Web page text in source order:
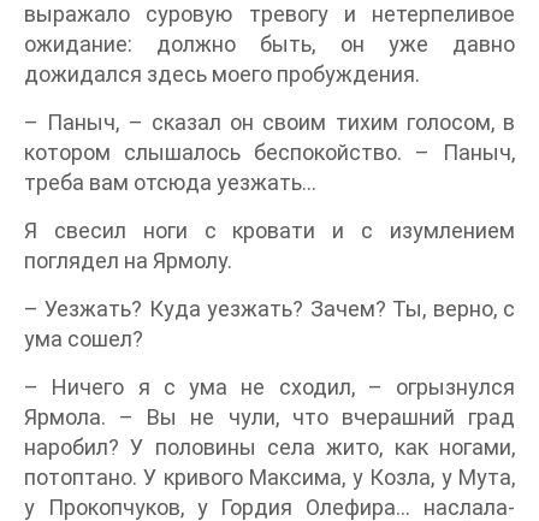
выражало суровую тревогу и нетерпеливое
ожидание: должно быть, он уже давно
дожидался здесь моего пробуждения.
– Паныч, – сказал он своим тихим голосом, в
котором слышалось беспокойство. – Паныч,
треба вам отсюда уезжать…
Я свесил ноги с кровати и с изумлением
поглядел на Ярмолу.
– Уезжать? Куда уезжать? Зачем? Ты, верно, с
ума сошел?
– Ничего я с ума не сходил, – огрызнулся
Ярмола. – Вы не чули, что вчерашний град
наробил? У половины села жито, как ногами,
потоптано. У кривого Максима, у Козла, у Мута,
у Прокопчуков, у Гордия Олефира… наслала-